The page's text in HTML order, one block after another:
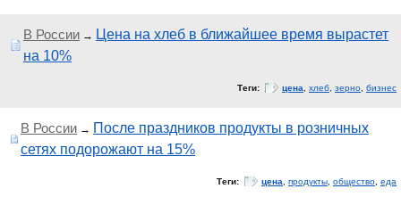
В России → Цена на хлеб в ближайшее время вырастет
на 10%
Теги: цена хлеб зерно бизнес
В России → После праздников продукты в розничных
сетях подорожают на 15%
Теги: цена продукты общество еда